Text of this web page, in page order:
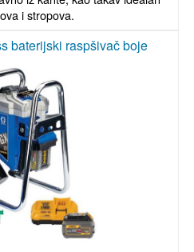
i stropova.
baterijski raspšivač boje